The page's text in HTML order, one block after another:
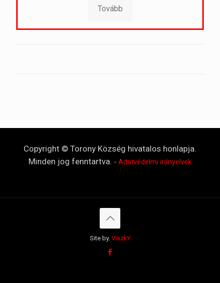
Tovább
Copyright © Torony Község hivatalos honlapja.
Minden jog fenntartva. - Adatvédelmi irányelvek
Site by. ViszkY